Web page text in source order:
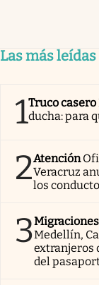
Las más
1Truco casero
ducha: para
2Atención
Veracruz
los
3Migraciones
Medellín,
extranjeros
del